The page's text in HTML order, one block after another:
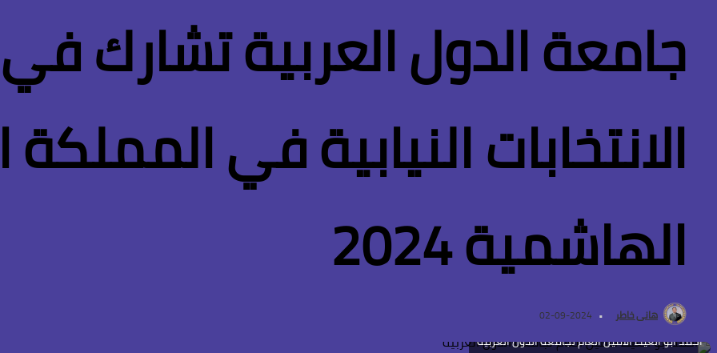
جامعة الدول العربية تشارك
الانتخابات النيابية في المملكة
الهاشمية 2024
هانى خاطر 2024-09-02
أحمد أبو الغيط الأمين العام لجامعة الدول العربية